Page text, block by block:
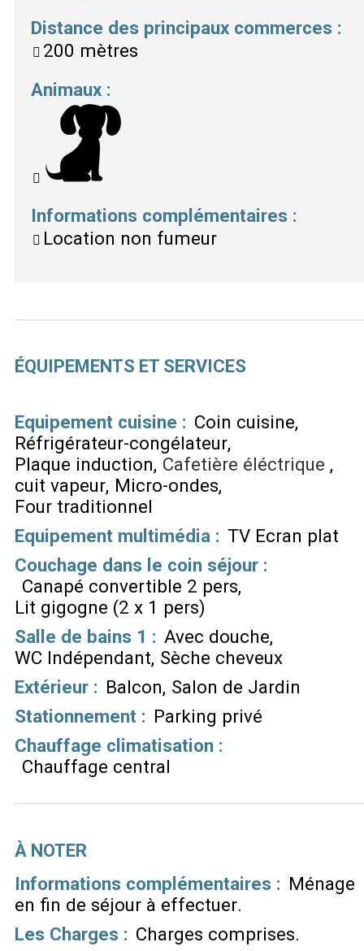
Distance des principaux commerces :
200 mètres
Animaux :
Informations complémentaires :
Location non fumeur
ÉQUIPEMENTS ET SERVICES
Equipement cuisine : Coin cuisine
Réfrigérateur-congélateur
Plaque induction Cafetière éléctrique
cuit vapeur Micro-ondes
Four traditionnel
Equipement multimédia : TV Ecran plat
Couchage dans le coin séjour :
Canapé convertible 2 pers
Lit gigogne (2 x 1 pers)
Salle de bains 1 : Avec douche
WC Indépendant Sèche cheveux
Extérieur : Balcon Salon de Jardin
Stationnement : Parking privé
Chauffage climatisation :
Chauffage central
À NOTER
Informations complémentaires : Ménage
en fin de séjour à effectuer
Les Charges : Charges comprises